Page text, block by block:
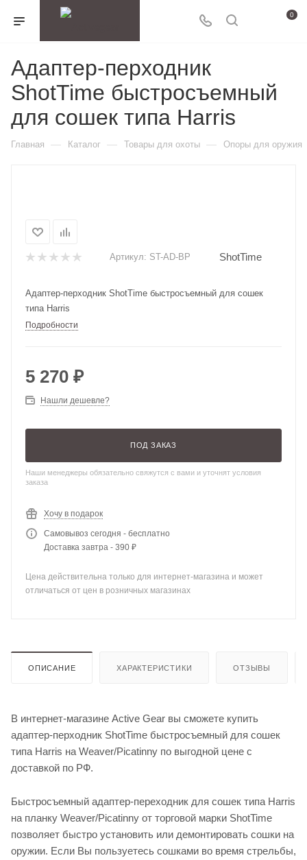
0
Адаптер-перходник
ShotTime быстросъемный
для сошек типа Harris
Главная — Каталог — Товары для охоты — Опоры для оружия
Артикул: ST-AD-BP ShotTime
Адаптер-перходник ShotTime быстросъемный для сошек
типа Harris
Подробности
5 270 ₽
Нашли дешевле?
ПОД ЗАКАЗ
Наши менеджеры обязательно свяжутся с вами и уточнят условия
заказа
Хочу в подарок
Самовывоз сегодня - бесплатно
Доставка завтра - 390 ₽
Цена действительна только для интернет-магазина и может
отличаться от цен в розничных магазинах
ОПИСАНИЕ ХАРАКТЕРИСТИКИ ОТЗЫВЫ
В интернет-магазине Active Gear вы сможете купить
адаптер-перходник ShotTime быстросъемный для сошек
типа Harris на Weaver/Picatinny по выгодной цене с
доставкой по РФ.
Быстросъемный адаптер-переходник для сошек типа Harris
на планку Weaver/Picatinny от торговой марки ShotTime
позволяет быстро установить или демонтировать сошки на
оружии. Если Вы пользуетесь сошками во время стрельбы,